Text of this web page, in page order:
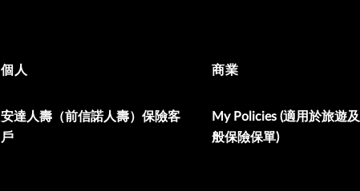
個人
安達人壽（前信諾人壽）保險客
戶
商業
My Policies (適用於旅遊
般保險保單)